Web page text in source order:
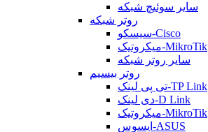
سایر سوئیچ شبکه
روتر شبکه
سیسکو-Cisco
میکروتیک-MikroTik
سایر روتر شبکه
روتر بیسیم
تی پی لینک-TP Link
دی لینک-D Link
میکروتیک-MikroTik
ایسوس-ASUS